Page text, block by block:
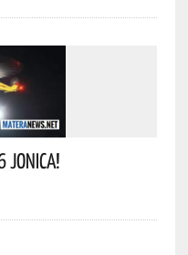
Jonica!